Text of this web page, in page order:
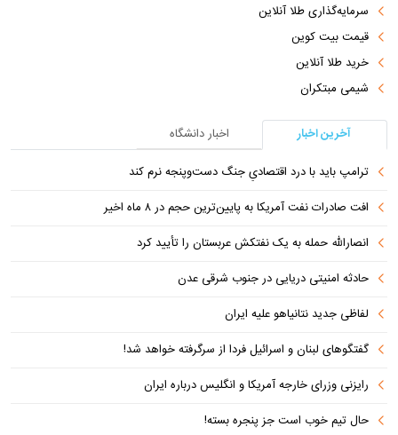
سرمایه‌گذاری طلا آنلاین
قیمت بیت کوین
خرید طلا آنلاین
شیمی مبتکران
آخرین اخبار
اخبار دانشگاه
ترامپ باید با درد اقتصادیِ جنگ دست‌و‌پنجه نرم کند
افت صادرات نفت آمریکا به پایین‌ترین حجم در ۸ ماه اخیر
انصارالله حمله به یک نفتکش عربستان را تأیید کرد
حادثه امنیتی دریایی در جنوب شرقی عدن
لفاظی جدید نتانیاهو علیه ایران
گفتگوهای لبنان و اسرائیل فردا از سرگرفته خواهد شد!
رایزنی وزرای خارجه آمریکا و انگلیس درباره ایران
حال تیم خوب است جز پنجره بسته!